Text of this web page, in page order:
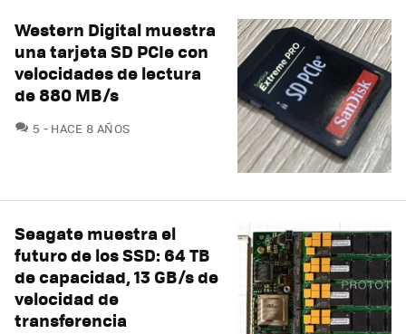
Western Digital muestra
una tarjeta SD PCIe con
velocidades de lectura
de 880 MB/s
5 COMENTARIOS
HACE 8 AÑOS
Seagate muestra el
futuro de los SSD: 64 TB
de capacidad, 13 GB/s de
velocidad de
transferencia